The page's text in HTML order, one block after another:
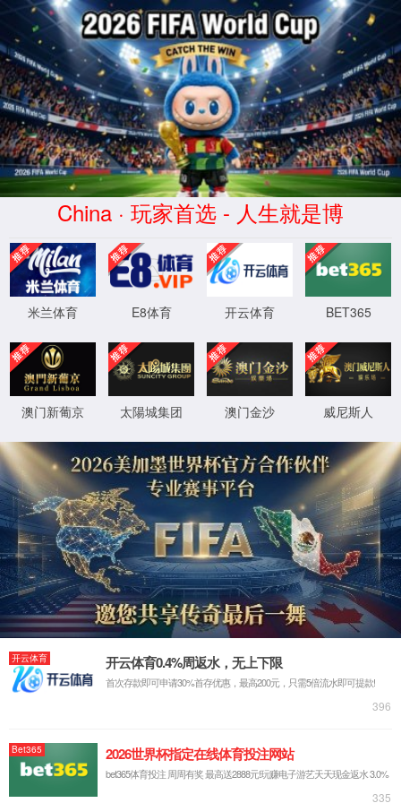
yh533388银河·(CHN)-App Station
正在查询中
正在查询中，请刷新重试
XML 地图